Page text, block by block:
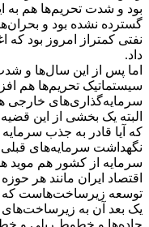
بود و شدت تحریم‌ها هم به
گسترده نشده بود و
نفتی کمتراز امروز بود
داد.
اما پس از این سال‌ها و
سیستماتیک تحریم‌ها هم
سرمایه‌گذاری‌های خارجی
البته یک بخشی از این
که آیا قادر به جذب سرمایه
نگهداشت سرمایه‌های
سرمایه از کشور هم موید
اقتصاد ایران مانند هر
توسعه زیرساخت‌هاست که
یک بعد آن به زیرساخت‌های
جاده‌ها و خطوط ریلی و